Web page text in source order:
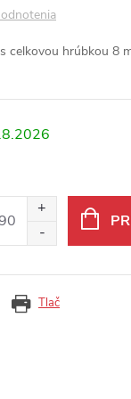
celkovou hrúbkou 8
Tlač